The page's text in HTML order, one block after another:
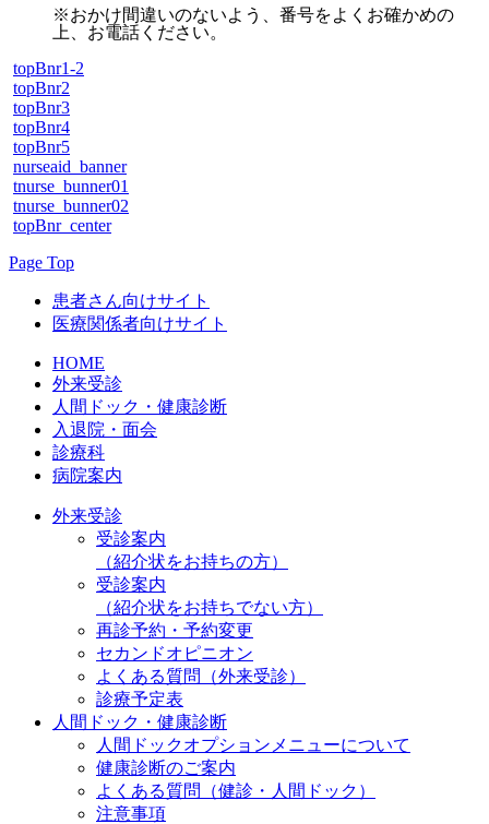
※おかけ間違いのないよう、番号をよくお確かめの
上、お電話ください。
topBnr1-2
topBnr2
topBnr3
topBnr4
topBnr5
nurseaid_banner
tnurse_bunner01
tnurse_bunner02
topBnr_center
Page Top
患者さん向けサイト
医療関係者向けサイト
HOME
外来受診
人間ドック・健康診断
入退院・面会
診療科
病院案内
外来受診
受診案内
（紹介状をお持ちの方）
受診案内
（紹介状をお持ちでない方）
再診予約・予約変更
セカンドオピニオン
よくある質問（外来受診）
診療予定表
人間ドック・健康診断
人間ドックオプションメニューについて
健康診断のご案内
よくある質問（健診・人間ドック）
注意事項